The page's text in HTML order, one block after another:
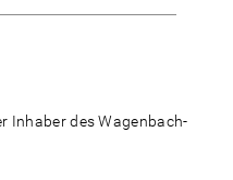
Inhaber des Wagenbach-